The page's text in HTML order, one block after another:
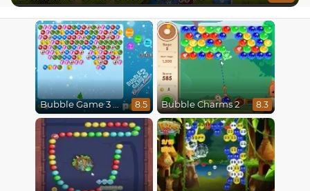
Bubble Game 3 Christmas 8.5 Bubble Charms 2 8.3